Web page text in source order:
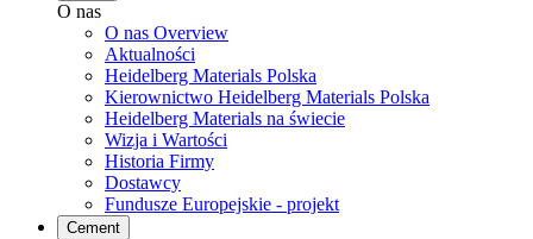
O nas
O nas Overview
Aktualności
Heidelberg Materials Polska
Kierownictwo Heidelberg Materials Polska
Heidelberg Materials na świecie
Wizja i Wartości
Historia Firmy
Dostawcy
Fundusze Europejskie - projekt
Cement